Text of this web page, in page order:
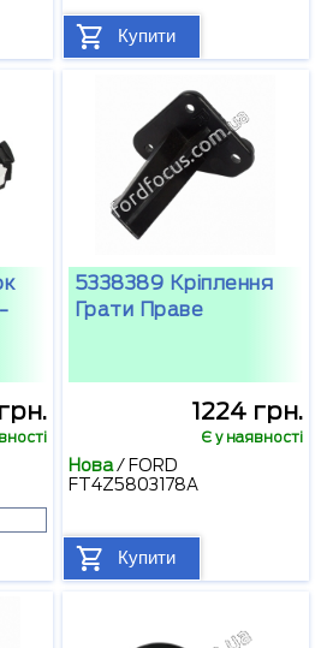
Купити
5338389 Кріплення
Грати Праве
1224 грн.
Є у наявності
Нова/ FORD
FT4Z5803178A
Купити